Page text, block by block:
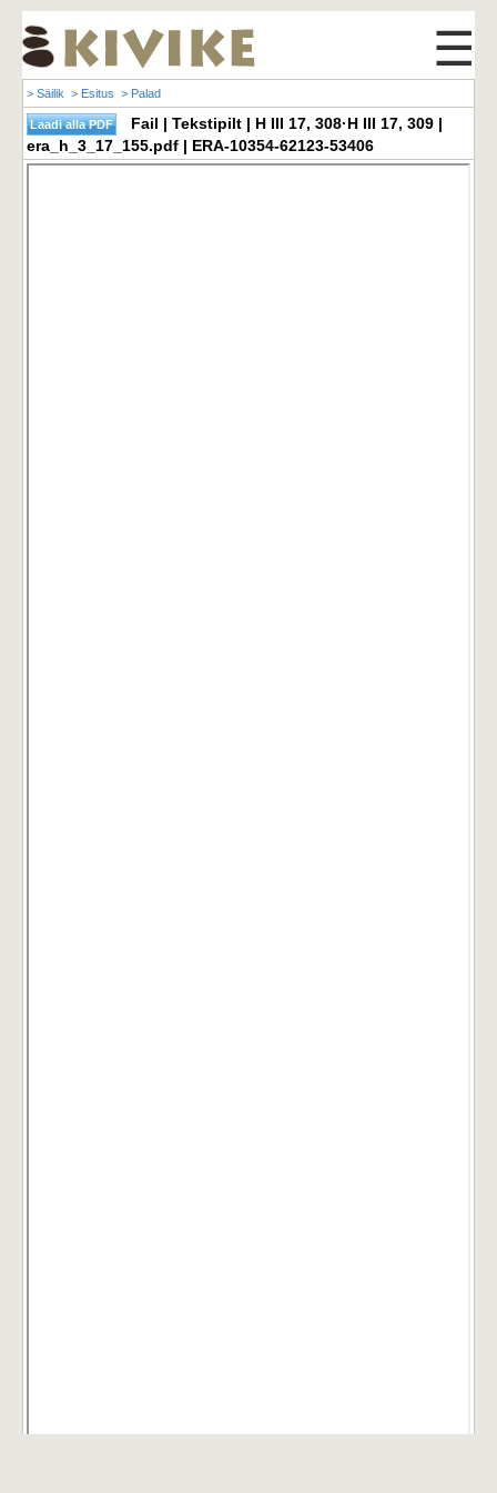
☰
> Säilik > Esitus > Palad
Fail | Tekstipilt | H III 17, 308·H III 17, 309 |
era_h_3_17_155.pdf | ERA-10354-62123-53406